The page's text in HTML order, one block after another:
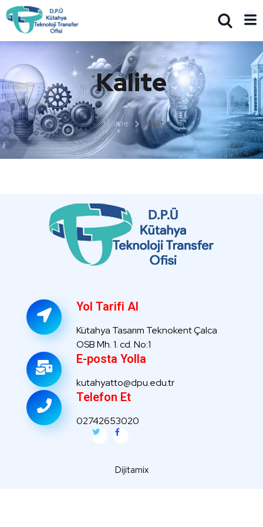
Kalite
Home Kalite
Yol Tarifi Al
Kütahya Tasarım Teknokent Çalca
OSB Mh. 1. cd. No:1
E-posta Yolla
kutahyatto@dpu.edu.tr
Telefon Et
02742653020
Dijitamix